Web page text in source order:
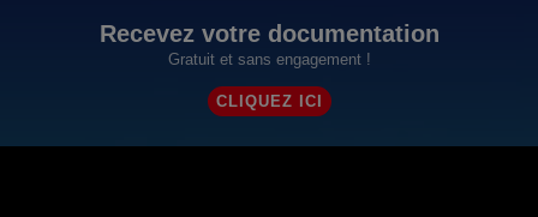
Recevez votre documentation
Gratuit et sans engagement !
CLIQUEZ ICI